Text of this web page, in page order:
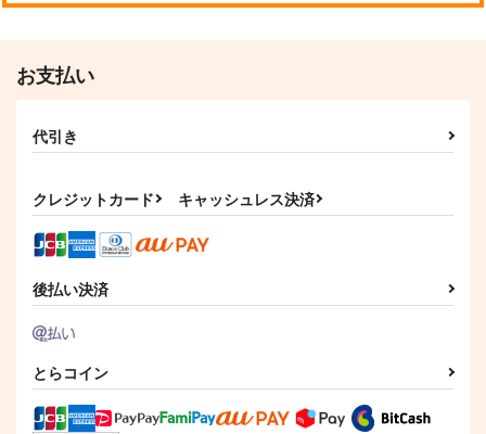
お支払い
代引き
クレジットカード キャッシュレス決済
後払い決済
とらコイン